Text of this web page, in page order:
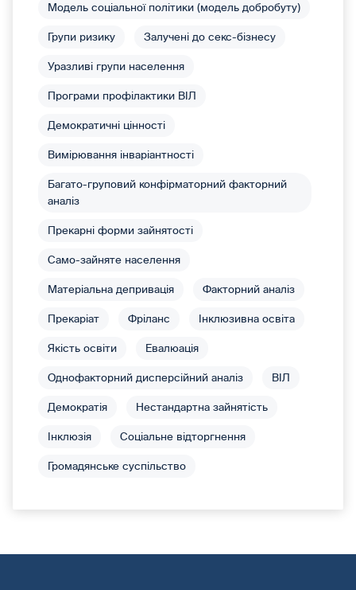
Модель соціальної політики (модель добробуту)
Групи ризику Залучені до секс-бізнесу
Уразливі групи населення
Програми профілактики ВІЛ
Демократичні цінності
Вимірювання інваріантності
Багато-груповий конфірматорний факторний
аналіз
Прекарні форми зайнятості
Само-зайняте населення
Матеріальна депривація Факторний аналіз
Прекаріат Фріланс Інклюзивна освіта
Якість освіти Евалюація
Однофакторний дисперсійний аналіз ВІЛ
Демократія Нестандартна зайнятість
Інклюзія Соціальне відторгнення
Громадянське суспільство